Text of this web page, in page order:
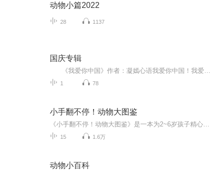
动物小篇2022
28 1137
国庆专辑
1 78
小手翻不停！动物大图鉴
15 1.6万
动物小百科